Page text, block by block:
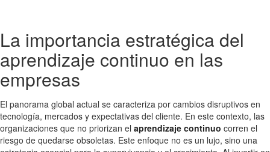
La importancia estratégica del
aprendizaje continuo en las
empresas
El panorama global actual se caracteriza por cambios disruptivos en
tecnología, mercados y expectativas del cliente. En este contexto, las
organizaciones que no priorizan el aprendizaje continuo corren el
riesgo de quedarse obsoletas. Este enfoque no es un lujo, sino una